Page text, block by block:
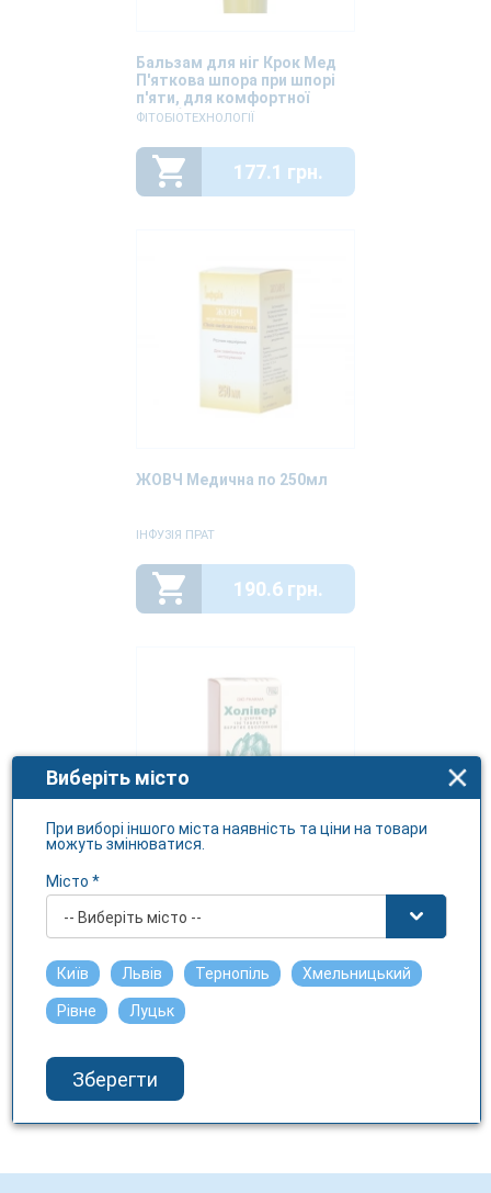
Бальзам для ніг Крок Мед
П'яткова шпора при шпорі
п'яти, для комфортної
ходьби 75 мл
ФІТОБІОТЕХНОЛОГІЇ
177.1 грн.
ЖОВЧ Медична по 250мл
ІНФУЗІЯ ПРАТ
190.6 грн.
ХОЛІВЕР таблетки №100 у
пеналі
КОМПАНІ
Виберіть місто
При виборі іншого міста наявність та ціни на товари
можуть змінюватися.
Місто *
-- Виберіть місто --
Київ Львів Тернопіль Хмельницький
Рівне Луцьк
Зберегти